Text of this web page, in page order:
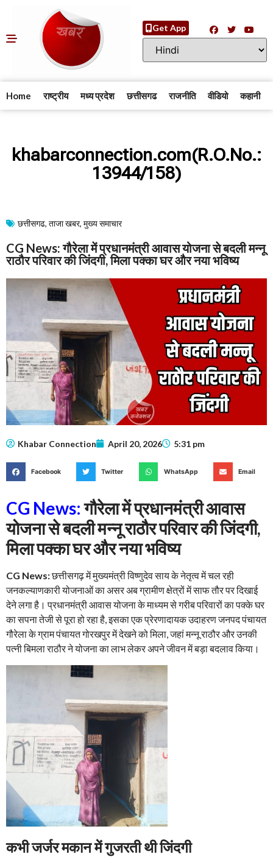
Get App
Home राष्ट्रीय मध्य प्रदेश छत्तीसगढ राजनीति वीडियो कहानी
khabarconnection.com(R.O.No.:
13944/158)
छत्तीसगढ, ताजा खबर, मुख्य समाचार​
CG News: गौरेला में प्रधानमंत्री आवास योजना से बदली मन्नू
राठौर परिवार की जिंदगी, मिला पक्का घर और नया भविष्य
Khabar Connection April 20, 2026 5:31 pm
Facebook Twitter WhatsApp Email
CG News:गौरेला में प्रधानमंत्री आवास
योजना से बदली मन्नू राठौर परिवार की जिंदगी,
मिला पक्का घर और नया भविष्य
CG News:छत्तीसगढ़ में मुख्यमंत्री विष्णुदेव साय के नेतृत्व में चल रही
जनकल्याणकारी योजनाओं का असर अब ग्रामीण क्षेत्रों में साफ तौर पर दिखाई
देने लगा है। प्रधानमंत्री आवास योजना के माध्यम से गरीब परिवारों का पक्के घर
का सपना तेजी से पूरा हो रहा है, इसका एक प्रेरणादायक उदाहरण जनपद पंचायत
गौरेला के ग्राम पंचायत गोरखपुर में देखने को मिला, जहां मन्नू राठौर और उनकी
पत्नी बिमला राठौर ने योजना का लाभ लेकर अपने जीवन में बड़ा बदलाव किया।
कभी जर्जर मकान में गुजरती थी जिंदगी